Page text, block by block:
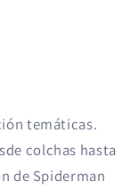
temáticas.
colchas hasta
de Spiderman